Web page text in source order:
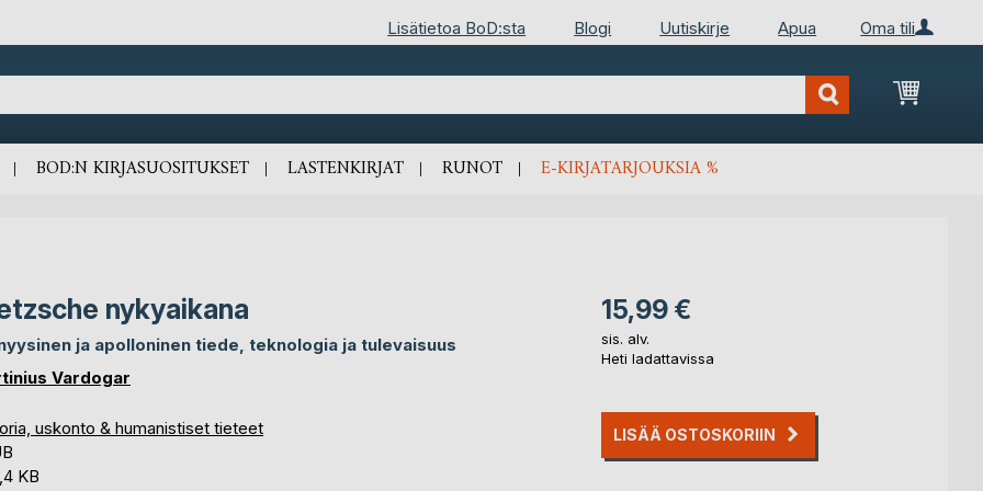
Oma tili
Lisätietoa BoD:sta Blogi Uutiskirje Apua
BOD:N KIRJASUOSITUKSET LASTENKIRJAT RUNOT E-KIRJATARJOUKSIA %
nykyaikana
ja apolloninen tiede, teknologia ja tulevaisuus
Vardogar
uskonto & humanistiset tieteet
KB
15,99 €
sis. alv.
Heti ladattavissa
LISÄÄ OSTOSKORIIN